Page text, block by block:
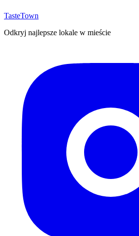
TasteTown
Odkryj najlepsze lokale w mieście